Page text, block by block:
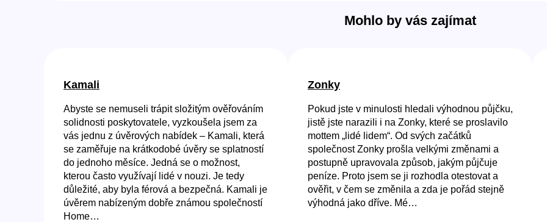
Mohlo by vás zajímat
Kamali
Abyste se nemuseli trápit složitým ověřováním
solidnosti poskytovatele, vyzkoušela jsem za
vás jednu z úvěrových nabídek – Kamali, která
se zaměřuje na krátkodobé úvěry se splatností
do jednoho měsíce. Jedná se o možnost,
kterou často využívají lidé v nouzi. Je tedy
důležité, aby byla férová a bezpečná. Kamali je
úvěrem nabízeným dobře známou společností
Home…
Zonky
Pokud jste v minulosti hledali výhodnou půjčku,
jistě jste narazili i na Zonky, které se proslavilo
mottem „lidé lidem“. Od svých začátků
společnost Zonky prošla velkými změnami a
postupně upravovala způsob, jakým půjčuje
peníze. Proto jsem se ji rozhodla otestovat a
ověřit, v čem se změnila a zda je pořád stejně
výhodná jako dříve. Mé…